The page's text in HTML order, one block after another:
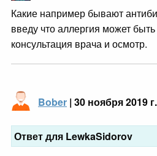
Какие например бывают
введу что аллергия может
консультация врача и осмотр.
Bober | 30 ноября 2019 г.
Ответ для LewkaSidorov